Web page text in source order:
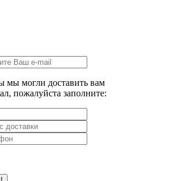
мы могли доставить вам
пожалуйста заполните: